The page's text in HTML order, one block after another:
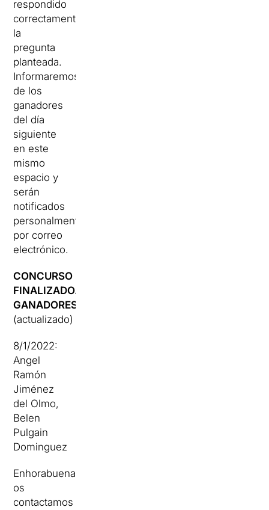
respondido
correctamente
la
pregunta
planteada.
Informaremos
de los
ganadores
del día
siguiente
en este
mismo
espacio y
serán
notificados
personalmente
por correo
electrónico.
CONCURSO
FINALIZADO.
GANADORES
(actualizado)
8/1/2022:
Angel
Ramón
Jiménez
del Olmo,
Belen
Pulgain
Dominguez
Enhorabuena
os
contactamos